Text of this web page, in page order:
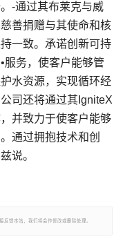
-通过其布莱克与威
善捐赠与其使命和核
一致。承诺创新可持
服务，使客户能够管
水资源，实现循环经
司还将通过其IgniteX
并致力于使客户能够
通过拥抱技术和创
说。
反馈本站，我们将会作修改或删除处理。